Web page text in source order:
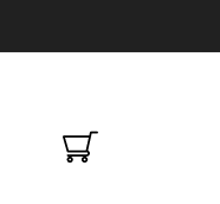
NÁKUPNÍ